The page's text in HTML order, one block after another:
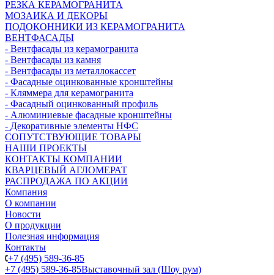
РЕЗКА КЕРАМОГРАНИТА
МОЗАИКА И ДЕКОРЫ
ПОДОКОННИКИ ИЗ КЕРАМОГРАНИТА
ВЕНТФАСАДЫ
- Вентфасады из керамогранита
- Вентфасады из камня
- Вентфасады из металлокассет
- Фасадные оцинкованные кронштейны
- Кляммера для керамогранита
- Фасадный оцинкованный профиль
- Алюминиевые фасадные кронштейны
- Декоративные элементы НФС
СОПУТСТВУЮЩИЕ ТОВАРЫ
НАШИ ПРОЕКТЫ
КОНТАКТЫ КОМПАНИИ
КВАРЦЕВЫЙ АГЛОМЕРАТ
РАСПРОДАЖА ПО АКЦИИ
Компания
О компании
Новости
О продукции
Полезная информация
Контакты
+7 (495) 589-36-85
+7 (495) 589-36-85Выставочный зал (Шоу рум)